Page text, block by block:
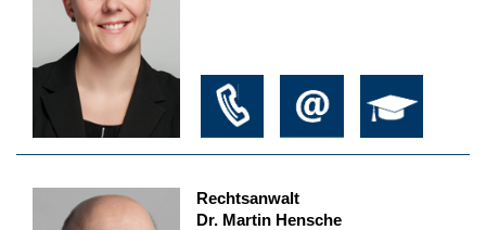
Rechtsanwalt
Dr. Martin Hensche